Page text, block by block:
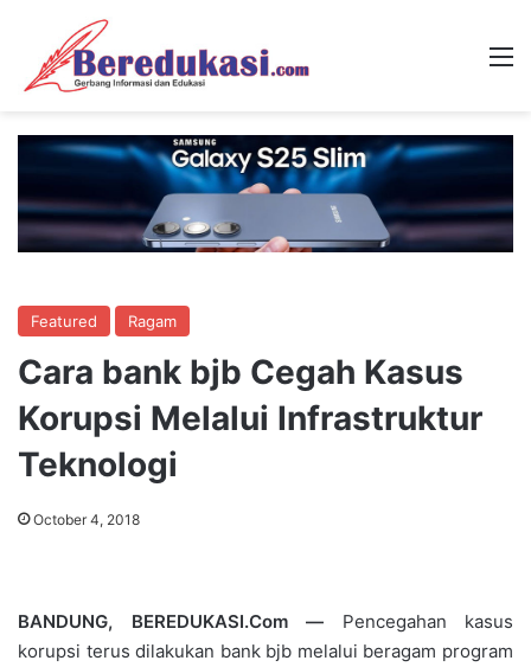
Featured Ragam
Cara bank bjb Cegah Kasus
Korupsi Melalui Infrastruktur
Teknologi
October 4, 2018
BANDUNG, BEREDUKASI.Com — Pencegahan kasus
korupsi terus dilakukan bank bjb melalui beragam program